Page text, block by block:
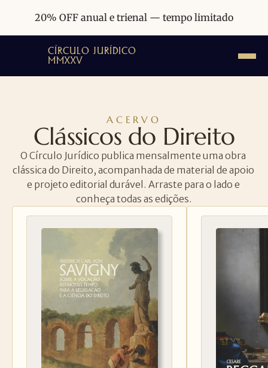
20% OFF anual e trienal — tempo limitado
CÍRCULO JURÍDICO
MMXXV
ACERVO
Clássicos do Direito
O Círculo Jurídico publica mensalmente uma obra
clássica do Direito, acompanhada de material de apoio
e projeto editorial durável. Arraste para o lado e
conheça todas as edições.